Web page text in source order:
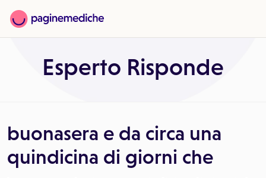
Esperto Risponde
buonasera e da circa una
quindicina di giorni che